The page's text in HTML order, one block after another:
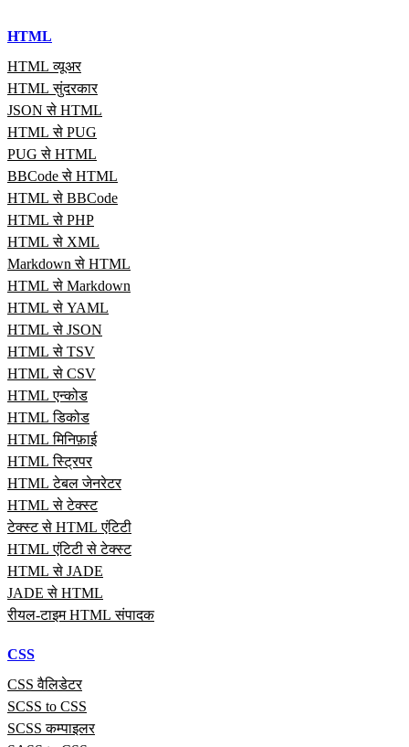
HTML
HTML व्यूअर
HTML सुंदरकार
JSON से HTML
HTML से PUG
PUG से HTML
BBCode से HTML
HTML से BBCode
HTML से PHP
HTML से XML
Markdown से HTML
HTML से Markdown
HTML से YAML
HTML से JSON
HTML से TSV
HTML से CSV
HTML एन्कोड
HTML डिकोड
HTML मिनिफ़ाई
HTML स्ट्रिपर
HTML टेबल जेनरेटर
HTML से टेक्स्ट
टेक्स्ट से HTML एंटिटी
HTML एंटिटी से टेक्स्ट
HTML से JADE
JADE से HTML
रीयल‑टाइम HTML संपादक
CSS
CSS वैलिडेटर
SCSS to CSS
SCSS कम्पाइलर